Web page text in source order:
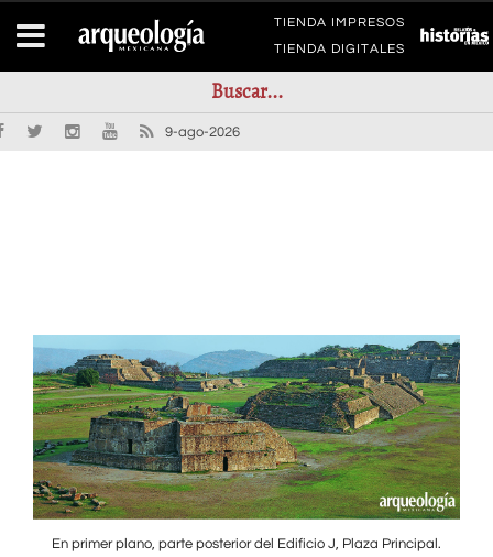
TIENDA IMPRESOS
TIENDA DIGITALES
9-ago-2026
En primer plano, parte posterior del Edificio J, Plaza Principal.